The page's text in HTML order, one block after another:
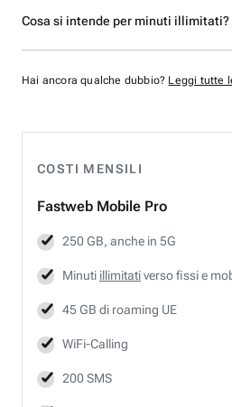
COSTI MENSILI
Fastweb Mobile Pro
250 GB, anche in 5G
Minuti illimitativerso fissi e
45 GB di roaming UE
WiFi-Calling
200 SMS
Cosa si intende per minuti illimitati?
Hai ancora qualche dubbio? Leggi tutte